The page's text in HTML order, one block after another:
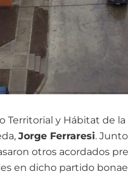
Territorial y Hábitat de la
Jorge Ferraresi.
otros acordados
en dicho partido